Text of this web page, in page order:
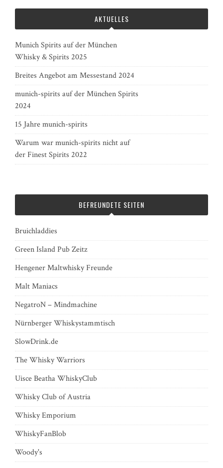
AKTUELLES
Munich Spirits auf der München
Whisky & Spirits 2025
Breites Angebot am Messestand 2024
munich-spirits auf der München Spirits
2024
15 Jahre munich-spirits
Warum war munich-spirits nicht auf
der Finest Spirits 2022
BEFREUNDETE SEITEN
Bruichladdies
Green Island Pub Zeitz
Hengener Maltwhisky Freunde
Malt Maniacs
NegatroN – Mindmachine
Nürnberger Whiskystammtisch
SlowDrink.de
The Whisky Warriors
Uisce Beatha WhiskyClub
Whisky Club of Austria
Whisky Emporium
WhiskyFanBlob
Woody's